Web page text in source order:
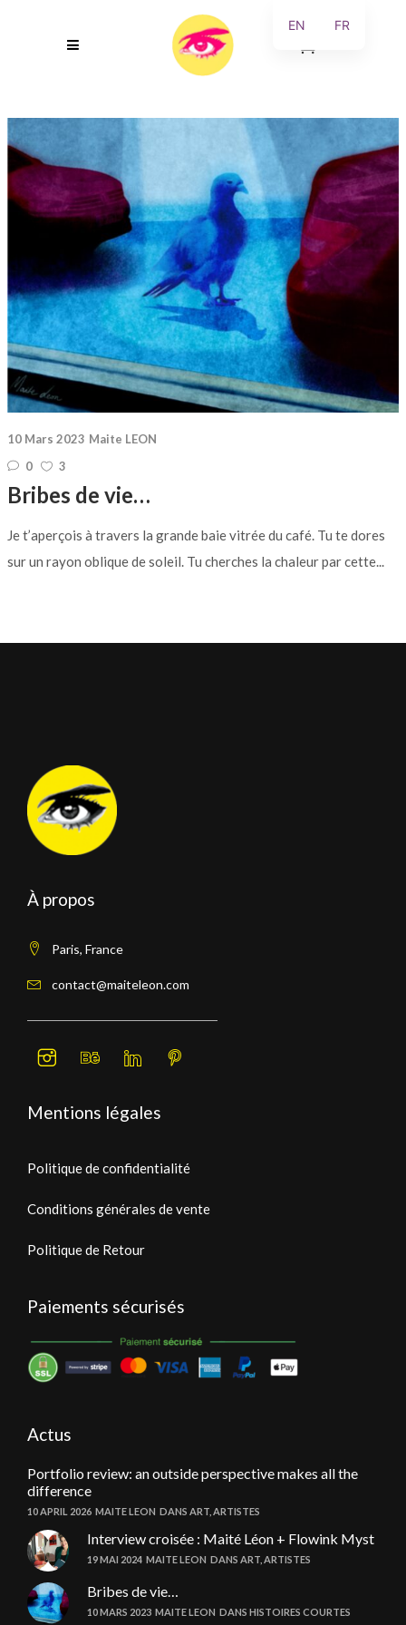
10 Mars 2023 Maite LEON
0
3
Bribes de vie…
Je t’aperçois à travers la grande baie vitrée du café. Tu te dores
sur un rayon oblique de soleil. Tu cherches la chaleur par cette...
À propos
Paris, France
contact@maiteleon.com
Mentions légales
Politique de confidentialité
Conditions générales de vente
Politique de Retour
Paiements sécurisés
Actus
Portfolio review: an outside perspective makes all the
difference
10 APRIL 2026 MAITE LEON DANS ART ARTISTES
Interview croisée : Maité Léon + Flowink Myst
19 MAI 2024 MAITE LEON DANS ART ARTISTES
Bribes de vie…
10 MARS 2023 MAITE LEON DANS HISTOIRES COURTES
EN FR